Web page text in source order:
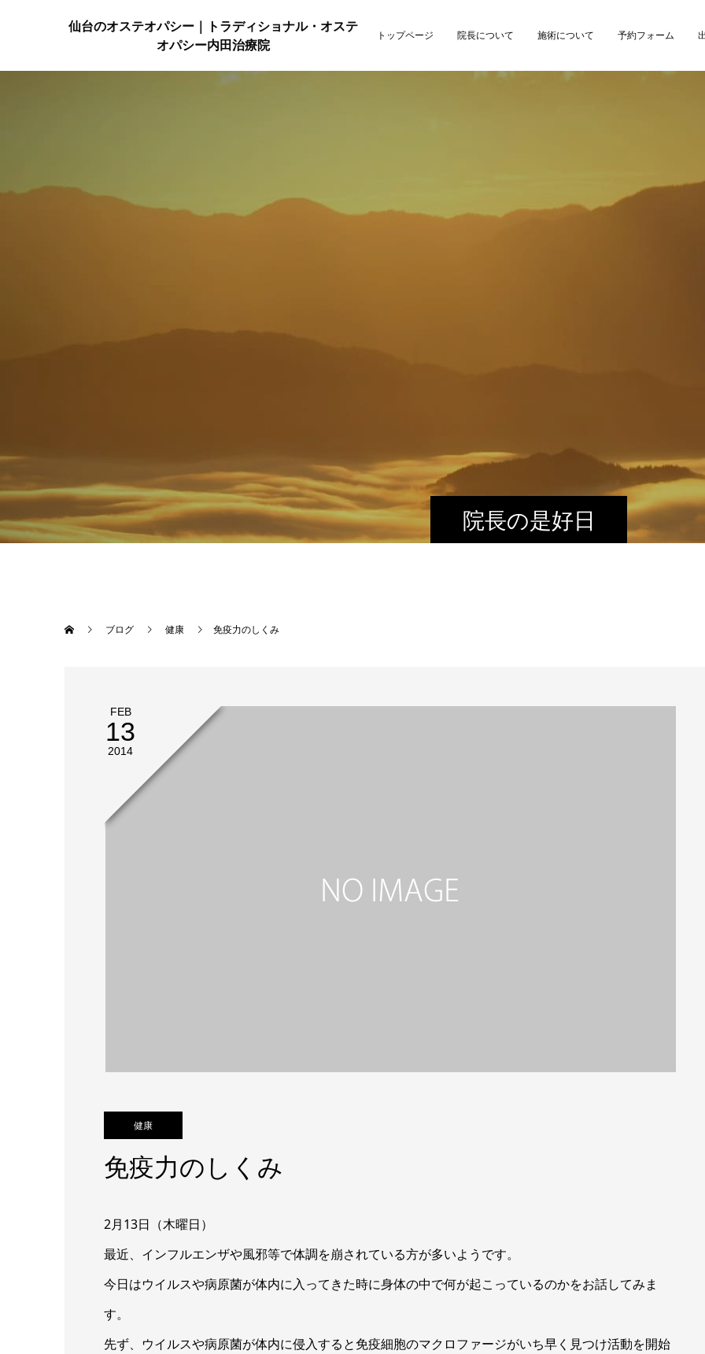
仙台のオステオパシー｜トラディショナル・オステ
オパシー内田治療院
トップページ 院長について 施術について 予約フォーム
院長の是好日
ブログ 健康 免疫力のしくみ
FEB
13
2014
健康
免疫力のしくみ
2月13日（木曜日）
最近、インフルエンザや風邪等で体調を崩されている方が多いようです。
今日はウイルスや病原菌が体内に入ってきた時に身体の中で何が起こっているのかをお話してみま
す。
先ず、ウイルスや病原菌が体内に侵入すると免疫細胞のマクロファージがいち早く見つけ活動を開始